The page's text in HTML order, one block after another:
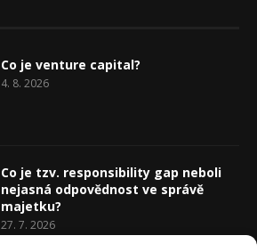
Co je venture capital?
4. 8. 2026
Co je tzv. responsibility gap neboli
nejasná odpovědnost ve správě
majetku?
27. 7. 2026